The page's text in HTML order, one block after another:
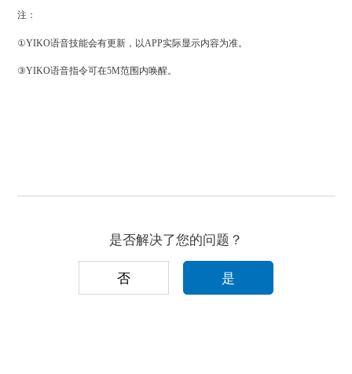
注：
①YIKO语音技能会有更新，以APP实际显示内容为准。
③YIKO语音指令可在5M范围内唤醒。
是否解决了您的问题？
否 是